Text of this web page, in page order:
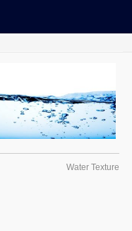
Water Texture